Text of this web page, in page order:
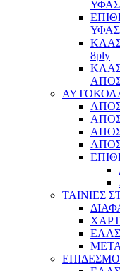
8ply
ΤΑΙΝΙΕΣ